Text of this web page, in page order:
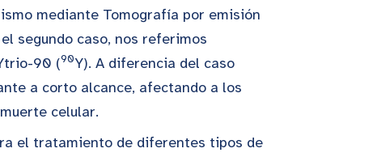
mediante Tomografía por emisión
segundo caso, nos referimos
90 (90Y). A diferencia del caso
a corto alcance, afectando a los
celular.
el tratamiento de diferentes tipos de